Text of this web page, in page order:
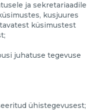
ja sekretariaadile
kusjuures
küsimustest
juhatuse tegevuse
ühistegevusest;